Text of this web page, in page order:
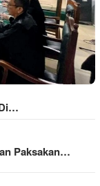
Paksakan…